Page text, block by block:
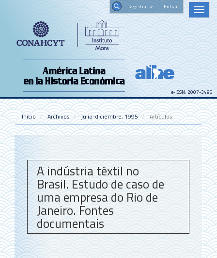
Contenido
principal
Barra
Toggle
e-ISSN: 2007-3496
Inicio Archivos julio-diciembre, 1995 Artículos
A indústria têxtil no
Brasil. Estudo de caso de
uma empresa do Rio de
Janeiro. Fontes
documentais